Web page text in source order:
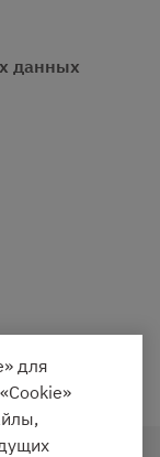
данных
для